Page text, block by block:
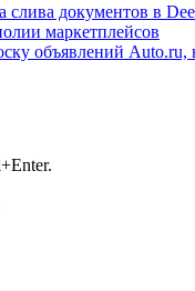
слива документов в
маркетплейсов
объявлений Auto.ru,